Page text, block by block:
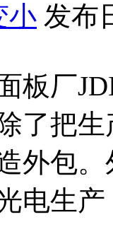
小 发布
板厂
了把
外包
电生